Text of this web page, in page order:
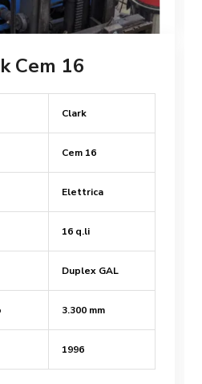
Cem 16
Clark
Cem 16
Elettrica
16 q.li
Duplex GAL
3.300 mm
1996